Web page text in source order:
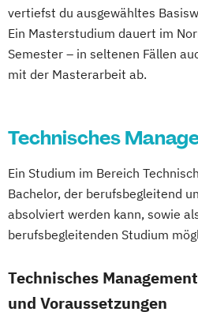
Darmgesundheit Data
Datenmanagement –
Demenzstudien
Design Thinking und
Digitale Kulturvermittlung
Sammlungsinstitutionen
Digitale Transformation
Digitale Transformation
Verwaltung
Digitales
Digitalisierungspädagogik
Management
Responsible
Technology
Sustainability
Sustainability-Focused
Sustainable AI &
Sustainable Business
Sustainable Innovation
Management
Internationales
Internet of Things und
Maschinenbau -
Mechatronik und Robotik
Medical Engineering &
Nachhaltige Umwelt- und
Bioprozesstechnik
Projekt und
Quantum Engineering
Robotics Engineering
Computer Science and
Communications
Diätologie
Ergotherapie
Health Assisting
Health Tech and Clinical
Hebammen
High Tech
IT-Security
Integriertes
Kinder- und
vertiefst du ausgewähltes
Ein Masterstudium dauert im
Semester – in seltenen Fällen
mit der Masterarbeit ab.
Technisches
Ein Studium im Bereich
Bachelor, der berufsbegleitend
absolviert werden kann, sowie
berufsbegleitenden Studium
Technisches
und Voraussetzungen